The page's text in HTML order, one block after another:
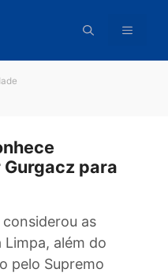
Gurgacz para
considerou as
Limpa, além do